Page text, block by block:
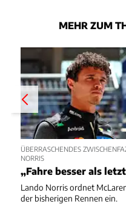
MEHR ZUM
ÜBERRASCHENDES
NORRIS
„Fahre besser als
Lando Norris ordnet
der bisherigen Rennen ein.